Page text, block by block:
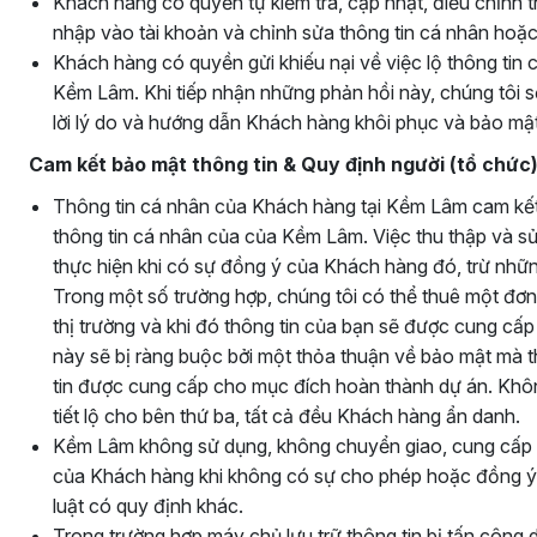
nhập vào tài khoản và chỉnh sửa thông tin cá nhân
Khách hàng có quyền gửi khiếu nại về việc lộ thông
Kềm Lâm. Khi tiếp nhận những phản hồi này, chúng tôi
lời lý do và hướng dẫn Khách hàng khôi phục và bảo
Cam kết bảo mật thông tin & Quy định người (tổ
Thông tin cá nhân của Khách hàng tại Kềm Lâm cam
thông tin cá nhân của của Kềm Lâm. Việc thu thập và
thực hiện khi có sự đồng ý của Khách hàng đó, trừ
Trong một số trường hợp, chúng tôi có thể thuê một
thị trường và khi đó thông tin của bạn sẽ được cung
này sẽ bị ràng buộc bởi một thỏa thuận về bảo mật
tin được cung cấp cho mục đích hoàn thành dự án.
tiết lộ cho bên thứ ba, tất cả đều Khách hàng ẩn danh.
Kềm Lâm không sử dụng, không chuyển giao, cung
của Khách hàng khi không có sự cho phép hoặc đồng
luật có quy định khác.